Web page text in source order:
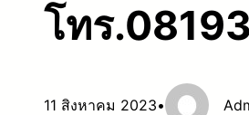
โทร
11 สิงหาคม 2023•